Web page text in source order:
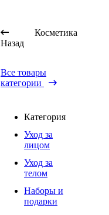
Назад
Косметика
Все товары
категории
Категория
Уход за
лицом
Уход за
телом
Наборы и
подарки